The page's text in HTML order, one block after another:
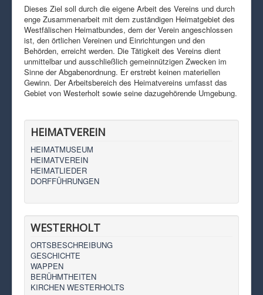
Dieses Ziel soll durch die eigene Arbeit des Vereins und durch
enge Zusammenarbeit mit dem zuständigen Heimatgebiet des
Westfälischen Heimatbundes, dem der Verein angeschlossen
ist, den örtlichen Vereinen und Einrichtungen und den
Behörden, erreicht werden. Die Tätigkeit des Vereins dient
unmittelbar und ausschließlich gemeinnützigen Zwecken im
Sinne der Abgabenordnung. Er erstrebt keinen materiellen
Gewinn. Der Arbeitsbereich des Heimatvereins umfasst das
Gebiet von Westerholt sowie seine dazugehörende Umgebung.
HEIMATVEREIN
HEIMATMUSEUM
HEIMATVEREIN
HEIMATLIEDER
DORFFÜHRUNGEN
WESTERHOLT
ORTSBESCHREIBUNG
GESCHICHTE
WAPPEN
BERÜHMTHEITEN
KIRCHEN WESTERHOLTS